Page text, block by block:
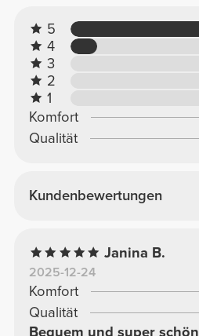
5
4
3
2
1
Komfort
Qualität
Kundenbewertungen
Janina B.
2025-12-24
Komfort
Qualität
Bequem und super schön